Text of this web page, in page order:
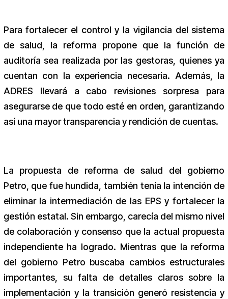
Para fortalecer el control y la vigilancia del sistema
de salud, la reforma propone que la función de
auditoría sea realizada por las gestoras, quienes ya
cuentan con la experiencia necesaria. Además, la
ADRES llevará a cabo revisiones sorpresa para
asegurarse de que todo esté en orden, garantizando
así una mayor transparencia y rendición de cuentas.
La propuesta de reforma de salud del gobierno
Petro, que fue hundida, también tenía la intención de
eliminar la intermediación de las EPS y fortalecer la
gestión estatal. Sin embargo, carecía del mismo nivel
de colaboración y consenso que la actual propuesta
independiente ha logrado. Mientras que la reforma
del gobierno Petro buscaba cambios estructurales
importantes, su falta de detalles claros sobre la
implementación y la transición generó resistencia y